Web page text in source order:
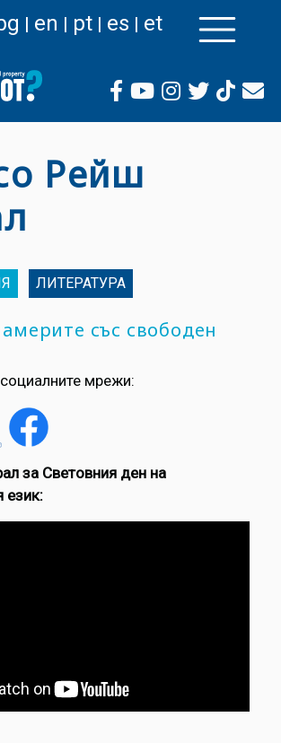
към
съдържание
en pt es et
Рейш
ЛИТЕРАТУРА
със свободен
мрежи:
за Световния ден на
език: